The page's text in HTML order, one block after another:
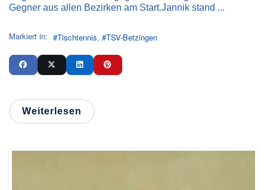
Gegner aus allen Bezirken am Start.Jannik stand ...
Markiert in: Tischtennis TSV-Betzingen
Weiterlesen